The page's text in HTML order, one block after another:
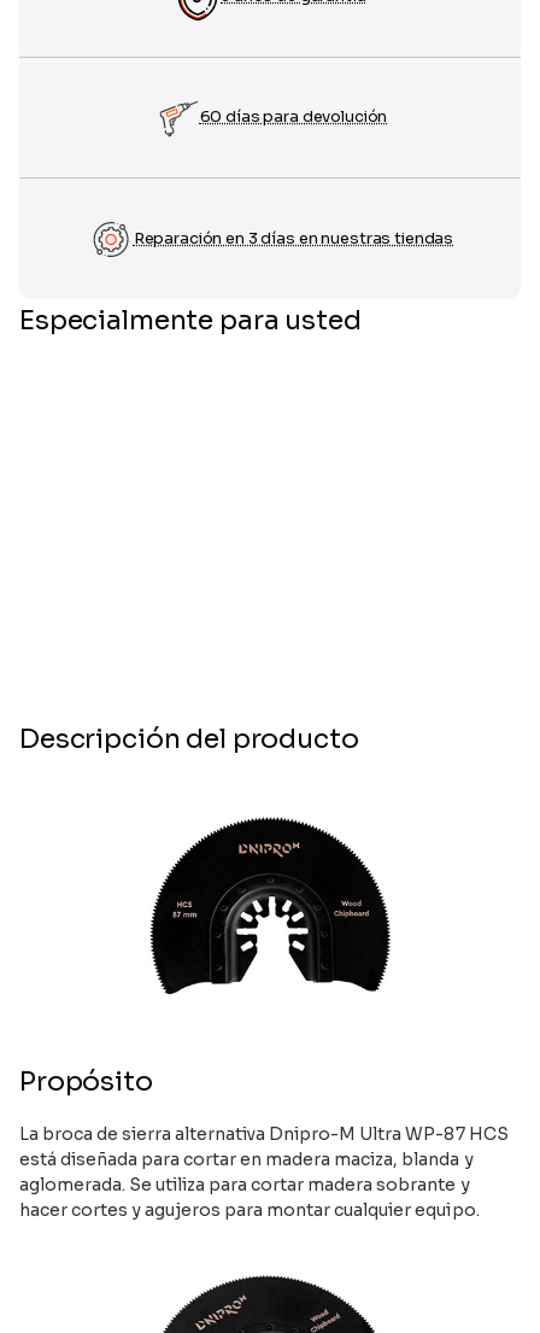
60 días para devolución
Reparación en 3 días en nuestras tiendas
Especialmente para usted
Descripción del producto
Propósito
La broca de sierra alternativa Dnipro-M Ultra WP-87 HCS
está diseñada para cortar en madera maciza, blanda y
aglomerada. Se utiliza para cortar madera sobrante y
hacer cortes y agujeros para montar cualquier equipo.